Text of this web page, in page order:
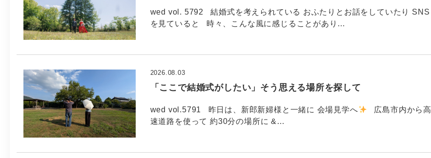
wed vol. 5792 結婚式を考えられている おふたりとお話をしていたり SNS
を見ていると 時々、こんな風に感じることがあり…
「ここで結婚式がしたい」そう思える場所を探して
2026.08.03
wed vol.5791 昨日は、新郎新婦様と一緒に 会場見学へ
広島市内から高
速道路を使って 約30分の場所に &…